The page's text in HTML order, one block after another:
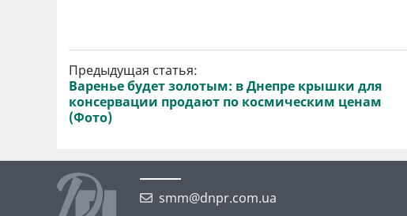
Предыдущая статья:
Варенье будет золотым: в Днепре крышки для
консервации продают по космическим ценам
(Фото)
smm@dnpr.com.ua